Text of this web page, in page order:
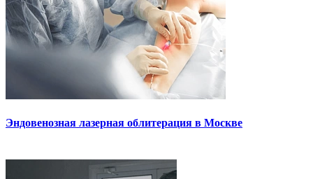
Эндовенозная лазерная облитерация в Москве